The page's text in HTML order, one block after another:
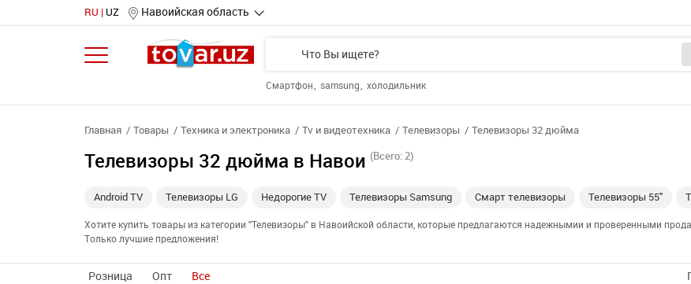
RU UZ Навоийская область
Смартфон samsung холодильник
Главная Товары Техника и электроника Tv и видеотехника Телевизоры Телевизоры 32 дюйма
Телевизоры 32 дюйма в Навои (Всего: 2)
Android TV Телевизоры LG Недорогие TV Телевизоры Samsung Смарт телевизоры Телевизоры 55"
Хотите купить товары из категории "Телевизоры" в Навоийской области, которые предлагаются надежнымии и проверенными
Только лучшие предложения!
Розница Опт Все